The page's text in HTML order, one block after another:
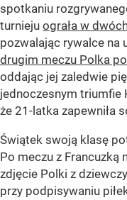
spotkaniu
turnieju ograła w
pozwalając rywalce na
drugim meczu Polka
oddając jej zaledwie
jednoczesnym triumfie
że 21-latka zapewniła
Świątek swoją klasę
Po meczu z Francuzką
zdjęcie Polki z
przy podpisywaniu